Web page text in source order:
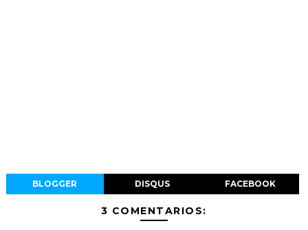
BLOGGER DISQUS FACEBOOK
3 COMENTARIOS: